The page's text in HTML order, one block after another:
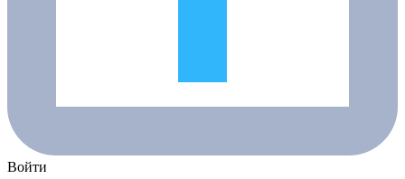
Войти